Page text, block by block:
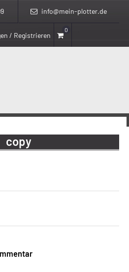
info@mein-plotter.de
/ Registrieren
0
copy